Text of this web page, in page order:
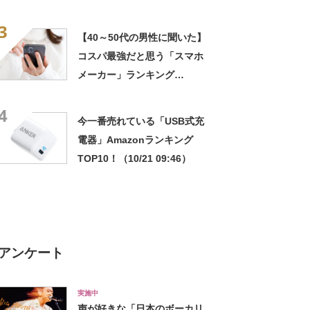
【40～50代の男性に聞いた】
コスパ最強だと思う「スマホ
メーカー」ランキング
今一番売れている「USB式充
電器」Amazonランキング
TOP10！（10/21 09:46）
アンケート
実施中